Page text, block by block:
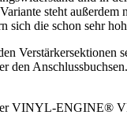
steht
sich die schon sehr
VINYL-ENGINE®